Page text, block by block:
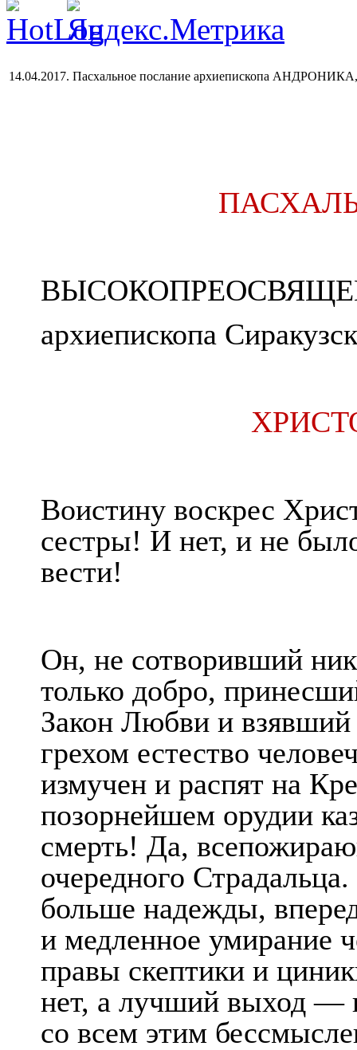
14.04.2017. Пасхальное послание архиепископа АНДРОНИКА,
архиепископа
Воистину воскрес
сестры! И нет, и не
вести!
Он, не сотворивший
только добро,
Закон Любви и взявший
грехом естество
измучен и распят на
позорнейшем орудии
смерть! Да,
очередного
больше надежды,
и медленное умирание
правы скептики и
нет, а лучший выход —
со всем этим